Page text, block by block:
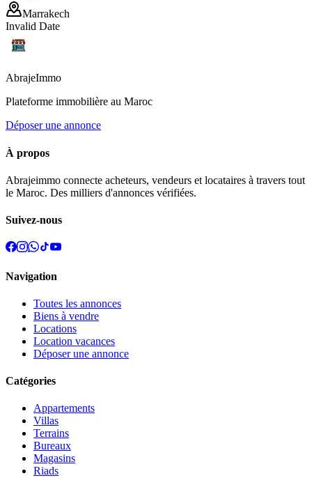
Marrakech
Invalid Date
AbrajeImmo
Plateforme immobilière au Maroc
Déposer une annonce
À propos
Abrajeimmo connecte acheteurs, vendeurs et locataires à travers tout
le Maroc. Des milliers d'annonces vérifiées.
Suivez-nous
Navigation
Toutes les annonces
Biens à vendre
Locations
Location vacances
Déposer une annonce
Catégories
Appartements
Villas
Terrains
Bureaux
Magasins
Riads